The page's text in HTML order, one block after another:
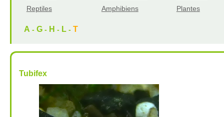
Reptiles
Amphibiens Plantes
A - G- H - L- T
Tubifex